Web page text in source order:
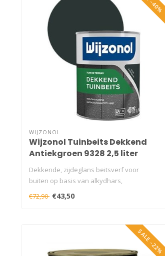
WIJZONOL
Wijzonol Tuinbeits Dekkend
Antiekgroen 9328 2,5 liter
Dekkende, zijdeglans beitsverf voor
buiten op basis van alkydhars,
terpentinever..
€72,90 €43,50
SALE -22%